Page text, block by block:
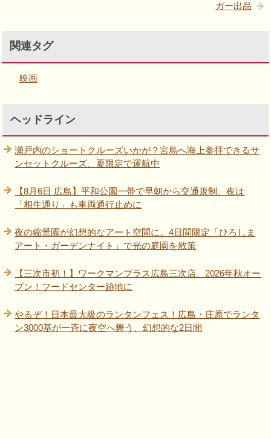
ガー出品
関連タグ
映画
ヘッドライン
瀬戸内のショートクルーズいかが？宮島へ海上参拝できるサ
ンセットクルーズ、夏限定で運航中
【8月6日 広島】平和公園一帯で早朝から交通規制、夜は
「相生通り」も車両通行止めに
夜の縮景園が幻想的なアート空間に。4日間限定「ひろしま
アート・ガーデンナイト」で光の庭園を散策
【三次市初！】ワークマンプラス広島三次店、2026年秋オー
プン！フードセンター跡地に
やるぞ！日本最大級のランタンフェス！広島・庄原でランタ
ン3000基が一斉に夜空へ舞う、幻想的な2日間